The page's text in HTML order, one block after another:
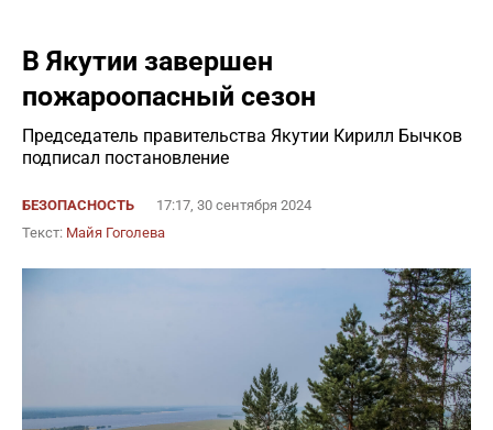
В Якутии завершен
пожароопасный сезон
Председатель правительства Якутии Кирилл Бычков
подписал постановление
БЕЗОПАСНОСТЬ
17:17, 30 сентября 2024
Текст: Майя Гоголева